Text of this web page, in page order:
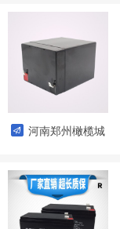
河南郑州橄榄城